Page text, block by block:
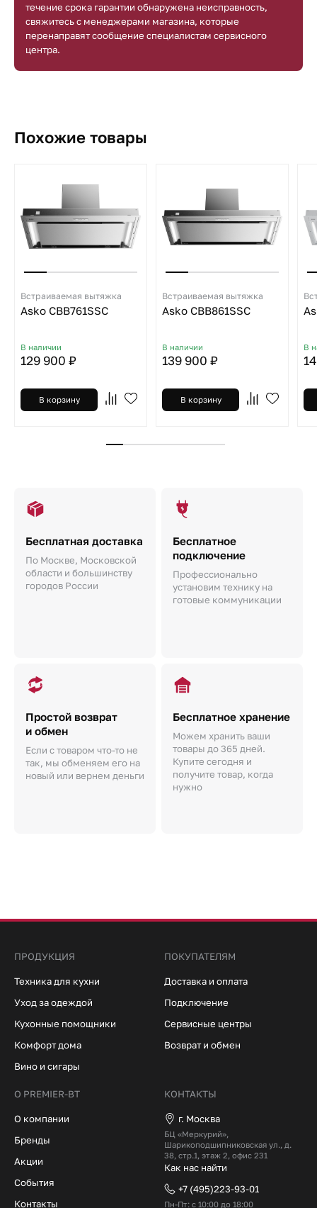
течение срока гарантии обнаружена неисправность,
свяжитесь с менеджерами магазина, которые
перенаправят сообщение специалистам сервисного
центра.
Похожие товары
Встраиваемая вытяжка
Asko CBB761SSC
В наличии
129 900 ₽
В корзину
Встраиваемая вытяжка
Asko CBB861SSC
В наличии
139 900 ₽
В корзину
В
Бесплатная доставка
По Москве, Московской
области и большинству
городов России
Бесплатное
подключение
Профессионально
установим технику на
готовые коммуникации
Простой возврат
и обмен
Если с товаром что-то не
так, мы обменяем его на
новый или вернем деньги
Бесплатное хранение
Можем хранить ваши
товары до 365 дней.
Купите сегодня и
получите товар, когда
нужно
ПРОДУКЦИЯ
Техника для кухни
Уход за одеждой
Кухонные помощники
Комфорт дома
Вино и сигары
ПОКУПАТЕЛЯМ
Доставка и оплата
Подключение
Сервисные центры
Возврат и обмен
О PREMIER-BT
О компании
Бренды
Акции
События
Контакты
КОНТАКТЫ
г. Москва
БЦ «Меркурий»,
Шарикоподшипниковская ул., д.
38, стр.1, этаж 2, офис 231
Как нас найти
+7 (495)223-93-01
Пн-Пт: с 10:00 до 18:00